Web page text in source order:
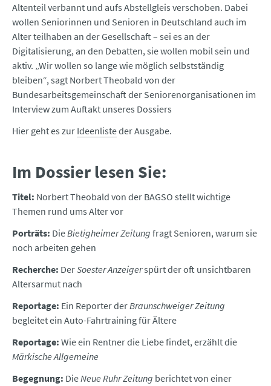
Altenteil verbannt und aufs Abstellgleis verschoben. Dabei
wollen Seniorinnen und Senioren in Deutschland auch im
Alter teilhaben an der Gesellschaft – sei es an der
Digitalisierung, an den Debatten, sie wollen mobil sein und
aktiv. „Wir wollen so lange wie möglich selbstständig
bleiben“, sagt Norbert Theobald von der
Bundesarbeitsgemeinschaft der Seniorenorganisationen im
Interview zum Auftakt unseres Dossiers
Hier geht es zur Ideenlisteder Ausgabe.
Im Dossier lesen Sie:
Titel: Norbert Theobald von der BAGSO stellt wichtige
Themen rund ums Alter vor
Porträts: DieBietigheimer Zeitung fragt Senioren, warum sie
noch arbeiten gehen
Recherche: DerSoester Anzeigerspürt der oft unsichtbaren
Altersarmut nach
Reportage: Ein Reporter derBraunschweiger Zeitung
begleitet ein Auto-Fahrtraining für Ältere
Reportage: Wie ein Rentner die Liebe findet, erzählt die
Märkische Allgemeine
Begegnung: DieNeue Ruhr Zeitung berichtet von einer